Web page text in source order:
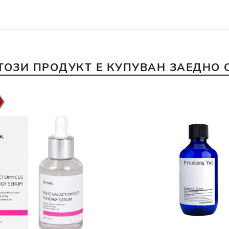
ПРОДУКТ Е КУПУВАН ЗАЕДНО